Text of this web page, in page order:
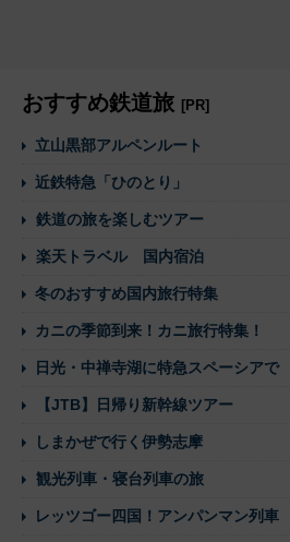
おすすめ鉄道旅 [PR]
立山黒部アルペンルート
近鉄特急「ひのとり」
鉄道の旅を楽しむツアー
楽天トラベル 国内宿泊
冬のおすすめ国内旅行特集
カニの季節到来！カニ旅行特集！
日光・中禅寺湖に特急スペーシアで
【JTB】日帰り新幹線ツアー
しまかぜで行く伊勢志摩
観光列車・寝台列車の旅
レッツゴー四国！アンパンマン列車